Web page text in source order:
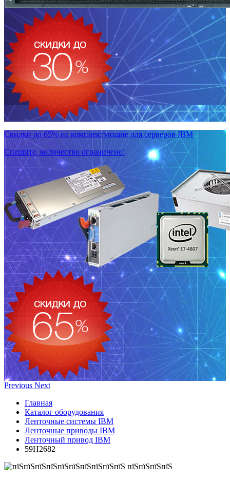
Скидки до 65% на комплектующие для серверов IBM
Спешите, количество ограничено!
Previous Next
Главная
Каталог оборудования
Ленточные системы IBM
Ленточные приводы IBM
Ленточный привод IBM
59H2682